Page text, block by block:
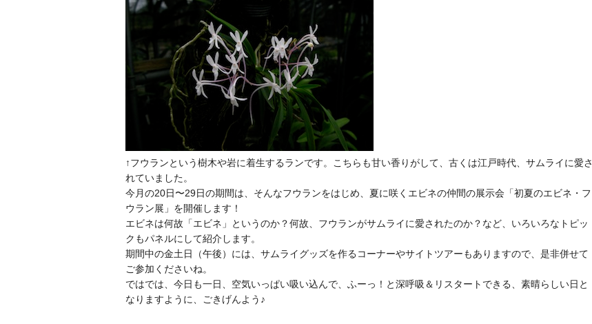
↑フウランという樹木や岩に着生するランです。こちらも甘い香りがして、古くは江戸時代、サムライに愛さ
れていました。
今月の20日〜29日の期間は、そんなフウランをはじめ、夏に咲くエビネの仲間の展示会「初夏のエビネ・フ
ウラン展」を開催します！
エビネは何故「エビネ」というのか？何故、フウランがサムライに愛されたのか？など、いろいろなトピッ
クもパネルにして紹介します。
期間中の金土日（午後）には、サムライグッズを作るコーナーやサイトツアーもありますので、是非併せて
ご参加くださいね。
ではでは、今日も一日、空気いっぱい吸い込んで、ふーっ！と深呼吸＆リスタートできる、素晴らしい日と
なりますように、ごきげんよう♪